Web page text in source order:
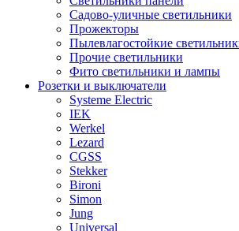
Садово-уличные светильники
Прожекторы
Пылевлагостойкие
Прочие светильники
Фито светильники и лампы
Розетки и выключатели
Systeme Electric
IEK
Werkel
Lezard
CGSS
Stekker
Bironi
Simon
Jung
Universal